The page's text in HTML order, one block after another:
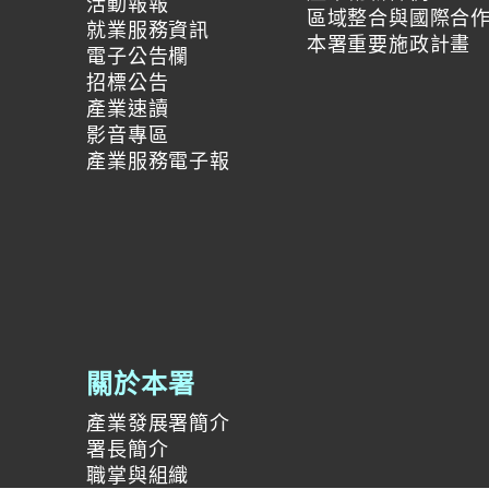
就業服務資訊
電子公告欄
招標公告
產業速讀
影音專區
產業服務電子報
區域整合與國際合
本署重要施政計畫
關於本署
產業發展署簡介
署長簡介
職掌與組織